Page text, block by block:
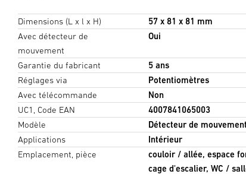
Dimensions (L x l x H)
57 x 81 x 81 mm
Avec détecteur de
mouvement
Oui
Garantie du fabricant
5 ans
Réglages via
Potentiomètres
Avec télécommande
Non
UC1, Code EAN
4007841065003
Modèle
Détecteur de mouvement
Applications
Intérieur
Emplacement, pièce
couloir / allée, espace
cage d'escalier, WC /